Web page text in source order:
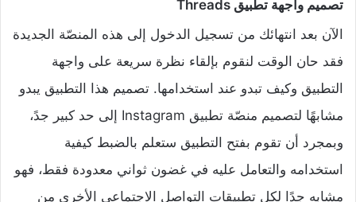
تصميم واجهة تطبيق Threads
الآن بعد انتهائك من تسجيل الدخول إلى هذه المنصّة الجديدة
فقد حان الوقت لنقوم بإلقاء نظرة سريعة على واجهة
التطبيق وكيف تبدو عند استخدامها. تصميم هذا التطبيق يبدو
مشابهًا لتصميم منصّة تطبيق Instagram إلى حد كبير جدً،
وبمجرد أن تقوم بفتح التطبيق ستعلم بالضبط كيفية
استخدامه والتعامل عليه في غضون ثواني معدودة فقط، فهو
مشابه جدًا لكل تطبيقات التواصل الاجتماعي الأخرى من